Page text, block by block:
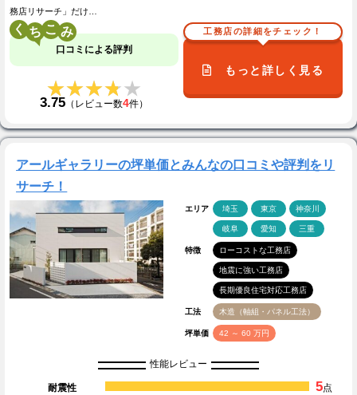
務店リサーチ」だけ…
く こ
口コミによる評判
★★★★★
★★★★★
3.75 （レビュー数4件）
工務店の詳細をチェック！
もっと詳しく見る
アールギャラリーの坪単価とみんなの口コミや評判をリ
サーチ！
エリア 埼玉 東京 神奈川
岐阜 愛知 三重
特徴 ローコストな工務店
地震に強い工務店
長期優良住宅対応工務店
工法 木造（軸組・パネル工法）
坪単価 42 ～ 60 万円
性能レビュー
耐震性 5点